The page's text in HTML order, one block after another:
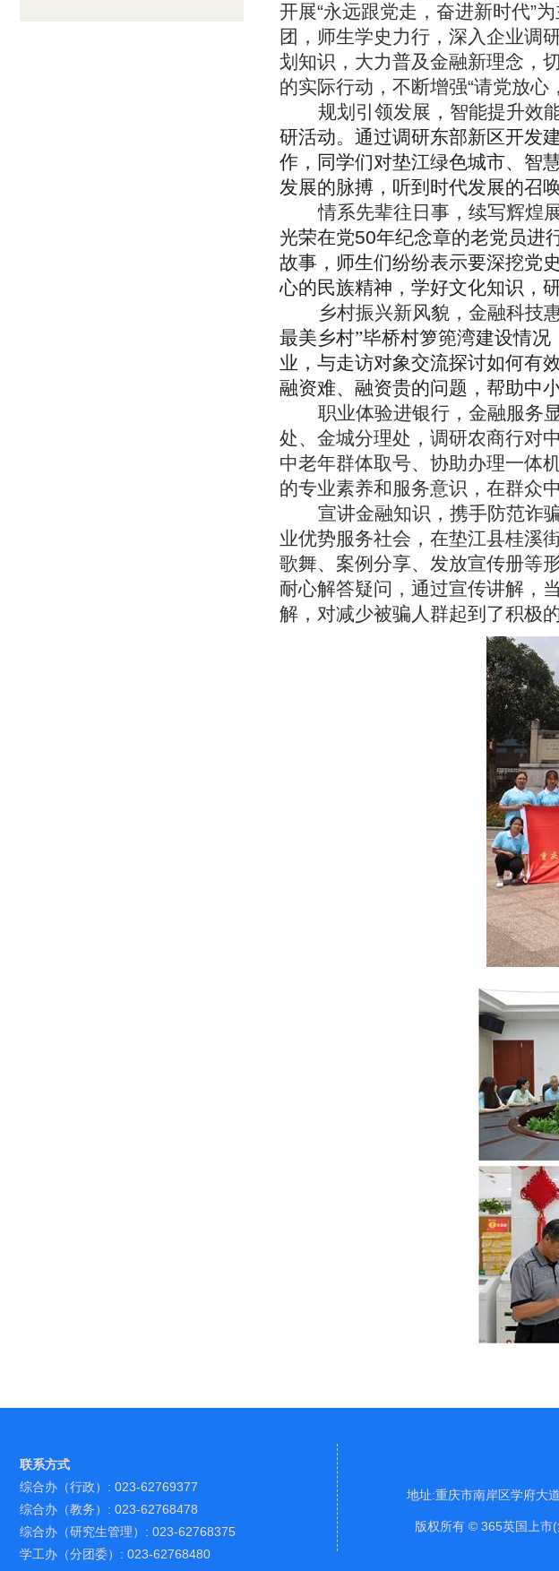
开展“永远跟党走，奋进新时代”
团，师生学史力行，深入企业调
划知识，大力普及金融新理念，
的实际行动，不断增强“请党放心
规划引领发展，智能提升效能
研活动。通过调研东部新区开发
作，同学们对垫江绿色城市、智
发展的脉搏，听到时代发展的召
情系先辈往日事，续写辉煌展
光荣在党50年纪念章的老党员进
故事，师生们纷纷表示要深挖党
心的民族精神，学好文化知识，
乡村振兴新风貌，金融科技
最美乡村”毕桥村箩篼湾建设情
业，与走访对象交流探讨如何有
融资难、融资贵的问题，帮助中
职业体验进银行，金融服务显
处、金城分理处，调研农商行对
中老年群体取号、协助办理一体
的专业素养和服务意识，在群众
宣讲金融知识，携手防范诈骗
业优势服务社会，在垫江县桂溪
歌舞、案例分享、发放宣传册等
耐心解答疑问，通过宣传讲解，
解，对减少被骗人群起到了积极的
联系方式
综合办（行政）: 023-62769377
综合办（教务）: 023-62768478
综合办（研究生管理）: 023-62768375
学工办（分团委）: 023-62768480
地址:重庆市南岸区学府大
版权所有 © 365英国上市